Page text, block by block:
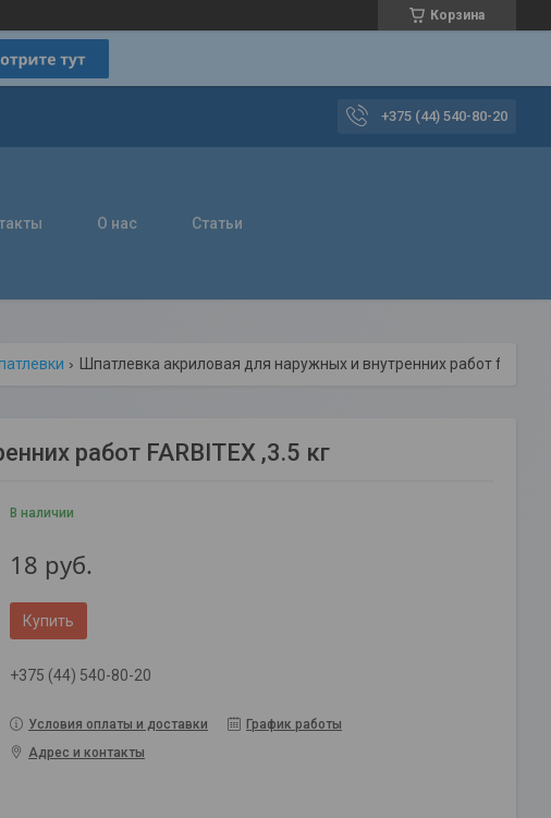
Корзина
+375 (44) 540-80-20
О нас Статьи
работ FARBITEX ,3.5 кг
В наличии
18 руб.
Купить
+375 (44) 540-80-20
Условия оплаты и доставки
График работы
Адрес и контакты